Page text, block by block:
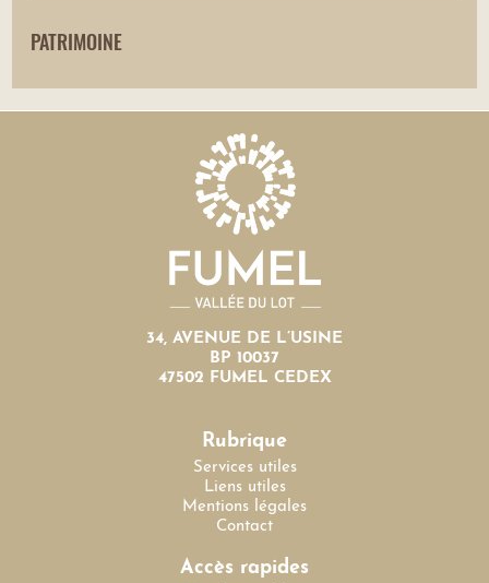
PATRIMOINE
34, AVENUE DE L’USINE
BP 10037
47502 FUMEL CEDEX
Rubrique
Services utiles
Liens utiles
Mentions légales
Contact
Accès rapides